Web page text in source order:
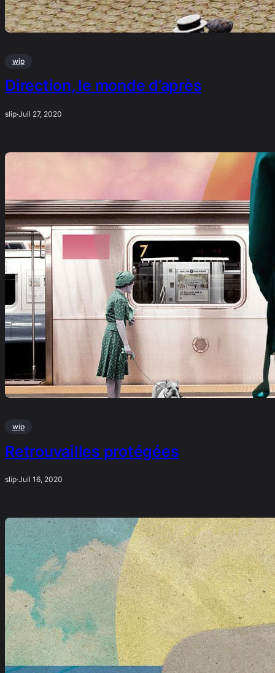
wip
Direction, le monde d’après
slip·Juil 27, 2020
wip
Retrouvailles protégées
slip·Juil 16, 2020